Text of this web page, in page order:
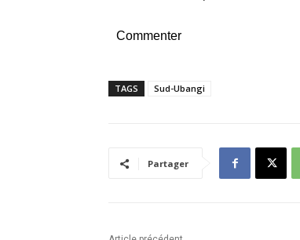
Commenter
TAGS Sud-Ubangi
Partager